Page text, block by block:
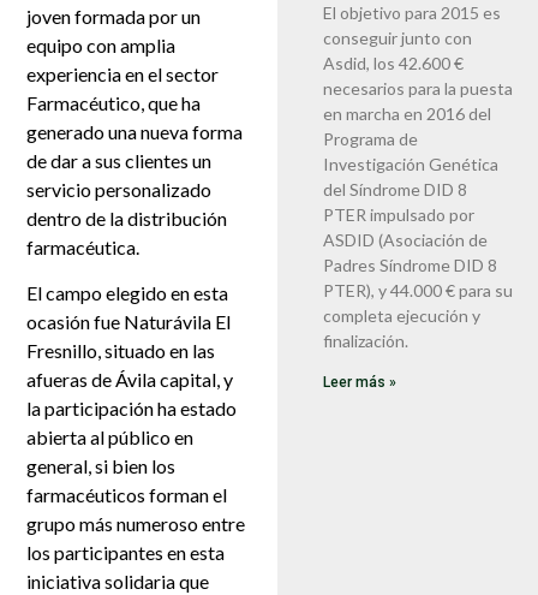
joven formada por un
equipo con amplia
experiencia en el sector
Farmacéutico, que ha
generado una nueva forma
de dar a sus clientes un
servicio personalizado
dentro de la distribución
farmacéutica.
El campo elegido en esta
ocasión fue Naturávila El
Fresnillo, situado en las
afueras de Ávila capital, y
la participación ha estado
abierta al público en
general, si bien los
farmacéuticos forman el
grupo más numeroso entre
los participantes en esta
iniciativa solidaria que
El objetivo para 2015 es
conseguir junto con
Asdid, los 42.600 €
necesarios para la puesta
en marcha en 2016 del
Programa de
Investigación Genética
del Síndrome DID 8
PTER impulsado por
ASDID (Asociación de
Padres Síndrome DID 8
PTER), y 44.000 € para su
completa ejecución y
finalización.
Leer más »